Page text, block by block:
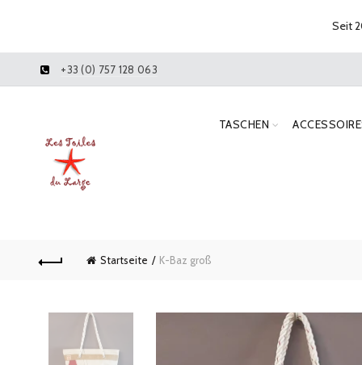
+33 (0) 757 128 063
TASCHEN
Startseite K-Baz groß
Seit